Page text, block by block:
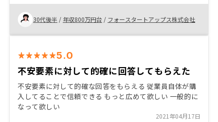
30代後半 / 年収800万円台 / フォースタートアップス株式会社
5.0
不安要素に対して的確に回答してもらえた
不安要素に対して的確な回答をもらえる 従業員自体が購
入してることで信頼できる もっと広めて欲しい 一般的に
なって欲しい
2021年04月17日